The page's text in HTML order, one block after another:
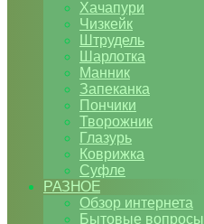
Хачапури
Чизкейк
Штрудель
Шарлотка
Манник
Запеканка
Пончики
Творожник
Глазурь
Коврижка
Суфле
РАЗНОЕ
Обзор интернета
Бытовые вопросы